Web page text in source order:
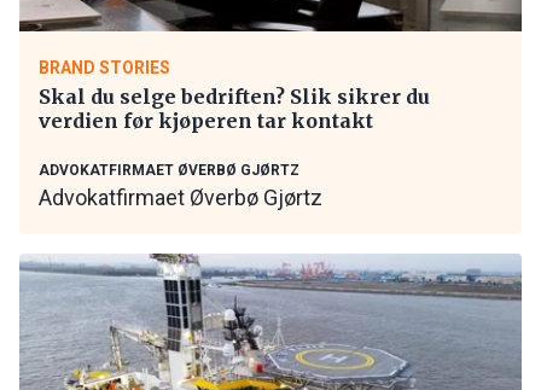
BRAND STORIES
Skal du selge bedriften? Slik sikrer du
verdien før kjøperen tar kontakt
ADVOKATFIRMAET ØVERBØ GJØRTZ
Advokatfirmaet Øverbø Gjørtz